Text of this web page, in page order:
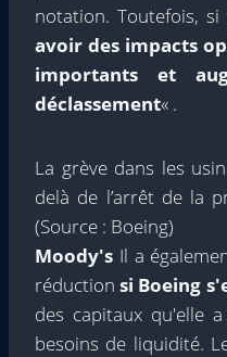
notation. Toutefois, si
avoir des impacts
importants et
déclassement« .
La grève dans les
delà de l’arrêt de la
(Source : Boeing)
Moody's Il a
réductionsi Boeing
des capitaux qu'elle
besoins de liquidité.